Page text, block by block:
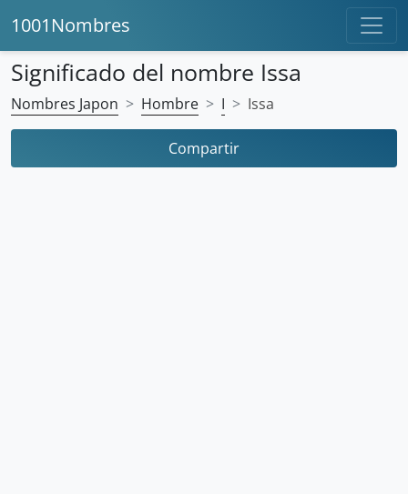
1001Nombres
Significado del nombre Issa
Nombres Japon Hombre I Issa
Compartir